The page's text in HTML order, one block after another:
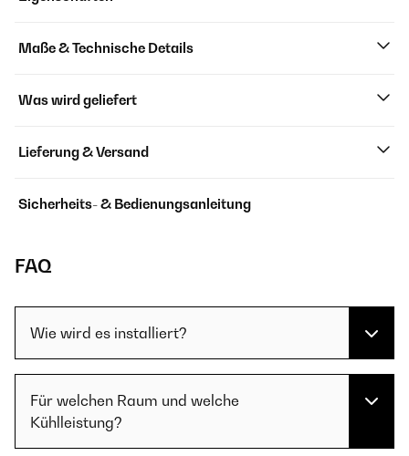
Maße & Technische Details
Was wird geliefert
Lieferung & Versand
Sicherheits- & Bedienungsanleitung
FAQ
Wie wird es installiert?
Für welchen Raum und welche
Kühlleistung?